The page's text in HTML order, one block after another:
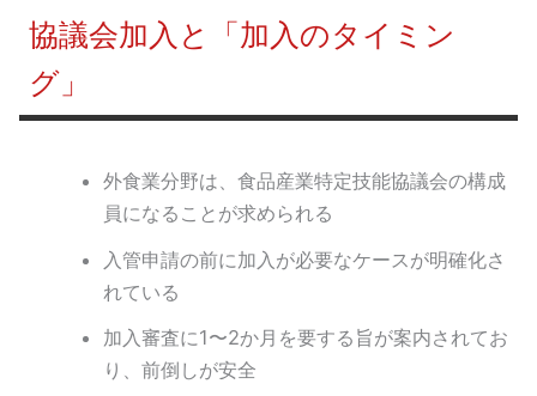
協議会加入と「加入のタイミン
グ」
外食業分野は、食品産業特定技能協議会の構成
員になることが求められる
入管申請の前に加入が必要なケースが明確化さ
れている
加入審査に1〜2か月を要する旨が案内されてお
り、前倒しが安全